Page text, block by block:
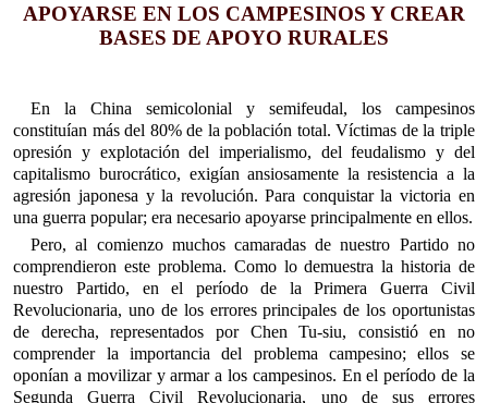
APOYARSE EN LOS CAMPESINOS Y CREAR
BASES DE APOYO RURALES
En la China semicolonial y semifeudal, los campesinos
constituían más del 80% de la población total. Víctimas de la triple
opresión y explotación del imperialismo, del feudalismo y del
capitalismo burocrático, exigían ansiosamente la resistencia a la
agresión japonesa y la revolución. Para conquistar la victoria en
una guerra popular; era necesario apoyarse principalmente en ellos.
Pero, al comienzo muchos camaradas de nuestro Partido no
comprendieron este problema. Como lo demuestra la historia de
nuestro Partido, en el período de la Primera Guerra Civil
Revolucionaria, uno de los errores principales de los oportunistas
de derecha, representados por Chen Tu-siu, consistió en no
comprender la importancia del problema campesino; ellos se
oponían a movilizar y armar a los campesinos. En el período de la
Segunda Guerra Civil Revolucionaria, uno de sus errores